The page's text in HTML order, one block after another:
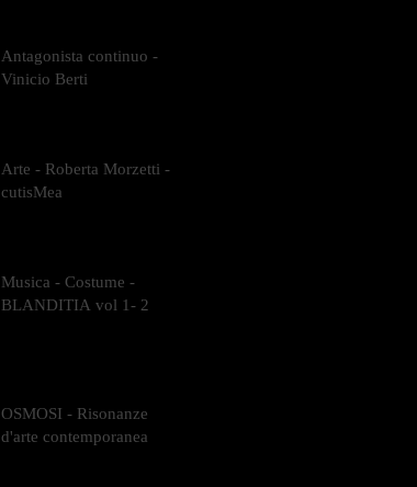
Antagonista continuo -
Vinicio Berti
Arte - Roberta Morzetti -
cutisMea
Musica - Costume -
BLANDITIA vol 1- 2
OSMOSI - Risonanze
d'arte contemporanea